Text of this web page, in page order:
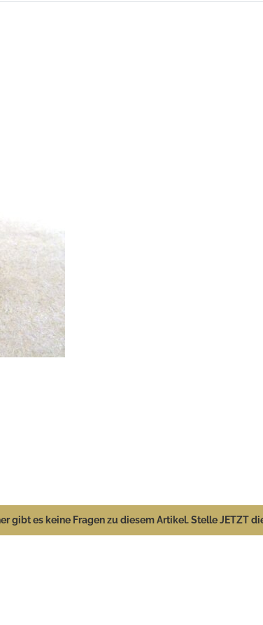
gibt es keine Fragen zu diesem Artikel. Stelle JETZT